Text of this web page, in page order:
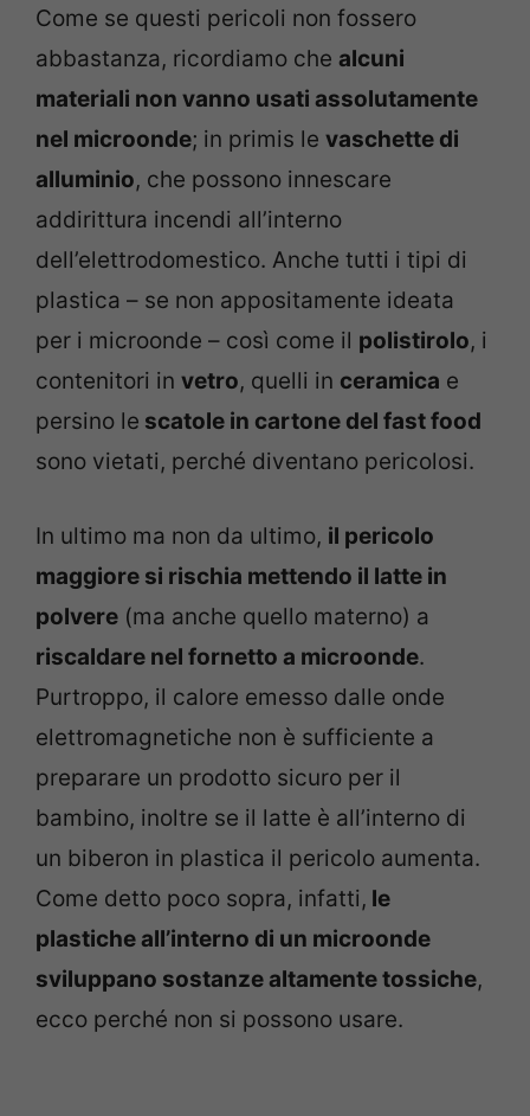
Come se questi pericoli non fossero
abbastanza, ricordiamo che alcuni
materiali non vanno usati assolutamente
nel microonde; in primis le vaschette di
alluminio, che possono innescare
addirittura incendi all’interno
dell’elettrodomestico. Anche tutti i tipi di
plastica – se non appositamente ideata
per i microonde – così come il polistirolo, i
contenitori in vetro, quelli in ceramica e
persino le scatole in cartone del fast food
sono vietati, perché diventano pericolosi.
In ultimo ma non da ultimo, il pericolo
maggiore si rischia mettendo il latte in
polvere (ma anche quello materno) a
riscaldare nel fornetto a microonde.
Purtroppo, il calore emesso dalle onde
elettromagnetiche non è sufficiente a
preparare un prodotto sicuro per il
bambino, inoltre se il latte è all’interno di
un biberon in plastica il pericolo aumenta.
Come detto poco sopra, infatti, le
plastiche all’interno di un microonde
sviluppano sostanze altamente tossiche,
ecco perché non si possono usare.